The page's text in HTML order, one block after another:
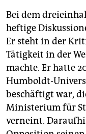
Bei dem
heftige
Er steht in der
Tätigkeit in der
machte. Er hatte
Humboldt-
beschäftigt war,
Ministerium für
verneint.